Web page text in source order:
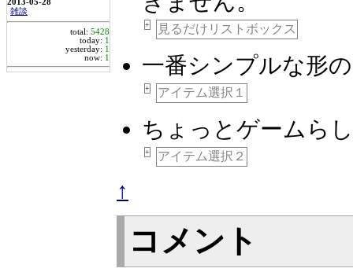
2013-05-28
雑談
total: 5428
today: 1
yesterday: 1
now: 1
+ 見るだけリストボックス
一番シンプルな形
+ アイテム選択１
ちょっとゲームら
+ アイテム選択２
↑
コメント